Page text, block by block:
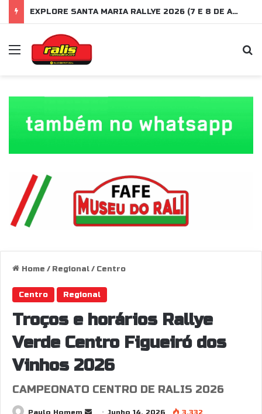
EXPLORE SANTA MARIA RALLYE 2026 (7 E 8 DE AGOSTO)
Menu
Home / Regional/ Centro
Centro Regional
Troços e horários Rallye
Verde Centro Figueiró dos
Vinhos 2026
CAMPEONATO CENTRO DE RALIS 2026
Paulo Homem
SendJunho 14, 2026 3.332